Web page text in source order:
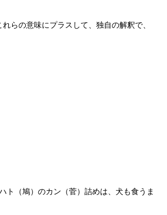
らの意味にプラスして、独自の解釈で、
ト（鳩）のカン（菅）詰めは、犬も食うま